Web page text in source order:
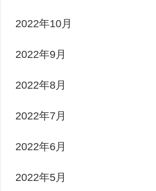
2022年10月
2022年9月
2022年8月
2022年7月
2022年6月
2022年5月